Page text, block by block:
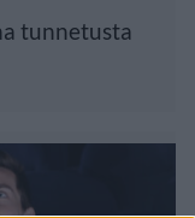
tunnetusta